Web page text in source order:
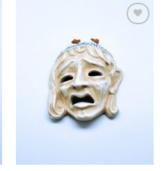
Πρόσθεσε
στην λίστα
επιθυμιών